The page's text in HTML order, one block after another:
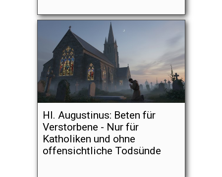
Hl. Augustinus: Beten für
Verstorbene - Nur für
Katholiken und ohne
offensichtliche Todsünde